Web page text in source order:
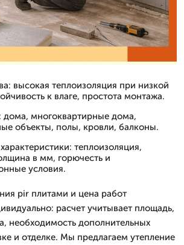
высокая теплоизоляция при низкой
к влаге, простота монтажа.
многоквартирные дома,
объекты, полы, кровли, балконы.
теплоизоляция,
в мм, горючесть и
условия.
pir плитами и цена работ
расчет учитывает площадь,
необходимость дополнительных
и отделке. Мы предлагаем утепление